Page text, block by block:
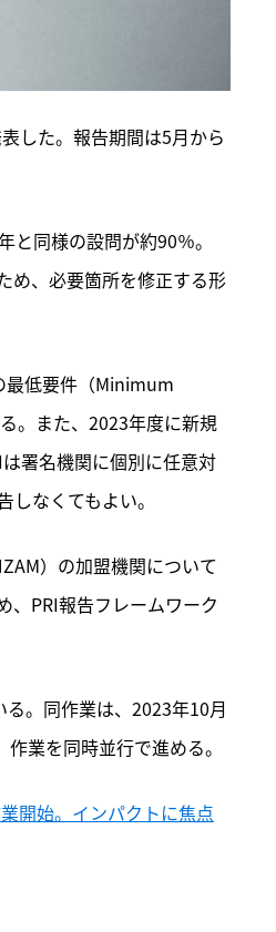
した。報告期間は5月から
同様の設問が約90％。
め、必要箇所を修正する形
最低要件（Minimum
。また、2023年度に新規
署名機関に個別に任意対
なくてもよい。
）の加盟機関について
、PRI報告フレームワーク
。同作業は、2023年10月
業を同時並行で進める。
開始。インパクトに焦点